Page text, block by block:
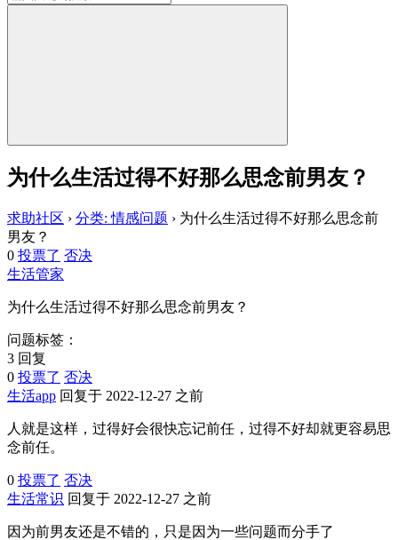
为什么生活过得不好那么思念前男友？
求助社区 › 分类: 情感问题 › 为什么生活过得不好那么思念前
男友？
0 投票了 否决
生活管家
为什么生活过得不好那么思念前男友？
问题标签：
3 回复
0 投票了 否决
生活app 回复于 2022-12-27 之前
人就是这样，过得好会很快忘记前任，过得不好却就更容易思
念前任。
0 投票了 否决
生活常识 回复于 2022-12-27 之前
因为前男友还是不错的，只是因为一些问题而分手了